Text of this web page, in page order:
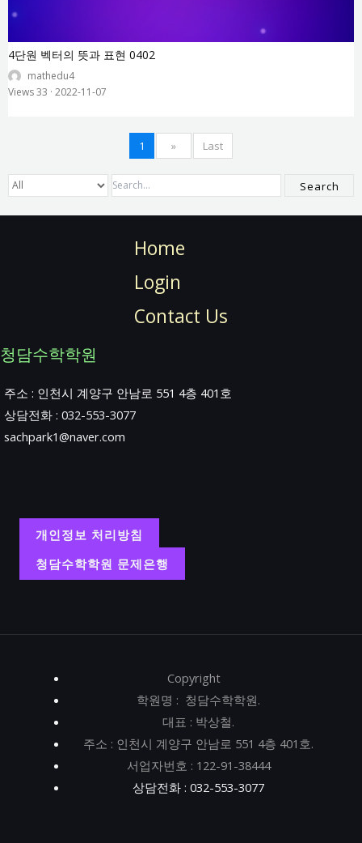
4단원 벡터의 뜻과 표현 0402
mathedu4
Views 33 · 2022-11-07
1 » Last
Search
Home
Login
Contact Us
청담수학학원
주소 : 인천시 계양구 안남로 551 4층 401호
상담전화 : 032-553-3077
sachpark1@naver.com
개인정보 처리방침
청담수학학원 문제은행
Copyright
학원명 : 청담수학학원.
대표 : 박상철.
주소 : 인천시 계양구 안남로 551 4층 401호.
서업자번호 : 122-91-38444
상담전화 : 032-553-3077